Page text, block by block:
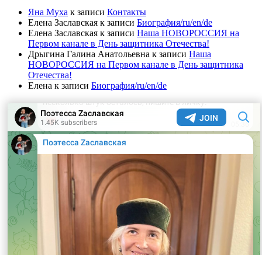
Яна Муха к записи Контакты
Елена Заславская к записи Биография/ru/en/de
Елена Заславская к записи Наша НОВОРОССИЯ на
Первом канале в День защитника Отечества!
Дрыгина Галина Анатольевна к записи Наша
НОВОРОССИЯ на Первом канале в День защитника
Отечества!
Елена к записи Биография/ru/en/de